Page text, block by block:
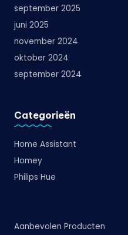
september 2025
juni 2025
november 2024
oktober 2024
september 2024
Categorieën
Home Assistant
Homey
Philips Hue
Aanbevolen Producten